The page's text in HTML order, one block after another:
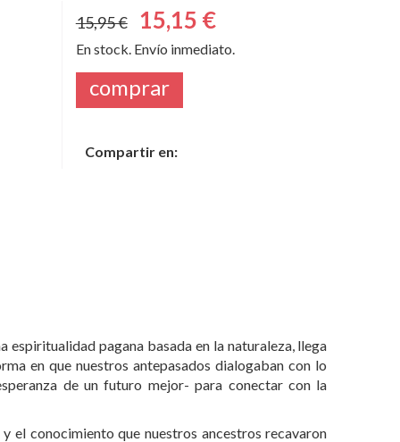
15,95 € 15,15 €
En stock. Envío inmediato.
comprar
Compartir en:
espiritualidad pagana basada en la naturaleza, llega
en que nuestros antepasados dialogaban con lo
de un futuro mejor- para conectar con la
el conocimiento que nuestros ancestros recavaron